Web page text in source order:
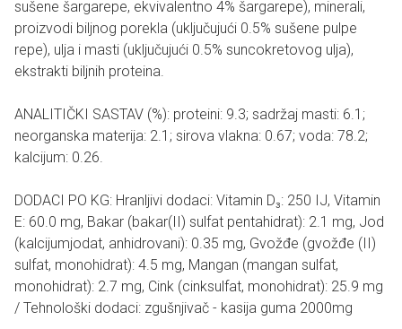
sušene šargarepe, ekvivalentno 4% šargarepe), minerali,
proizvodi biljnog porekla (uključujući 0.5% sušene pulpe
repe), ulja i masti (uključujući 0.5% suncokretovog ulja),
ekstrakti biljnih proteina.
ANALITIČKI SASTAV (%): proteini: 9.3; sadržaj masti: 6.1;
neorganska materija: 2.1; sirova vlakna: 0.67; voda: 78.2;
kalcijum: 0.26.
DODACI PO KG: Hranljivi dodaci: Vitamin D₃: 250 IJ, Vitamin
E: 60.0 mg, Bakar (bakar(II) sulfat pentahidrat): 2.1 mg, Jod
(kalcijumjodat, anhidrovani): 0.35 mg, Gvožđe (gvožđe (II)
sulfat, monohidrat): 4.5 mg, Mangan (mangan sulfat,
monohidrat): 2.7 mg, Cink (cinksulfat, monohidrat): 25.9 mg
/ Tehnološki dodaci: zgušnjivač - kasija guma 2000mg